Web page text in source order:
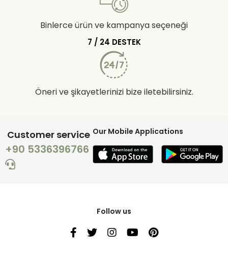
Binlerce ürün ve kampanya seçeneği
7 / 24 DESTEK
Öneri ve şikayetlerinizi bize iletebilirsiniz.
Customer service
+90 5336396766
Our Mobile Applications
Follow us